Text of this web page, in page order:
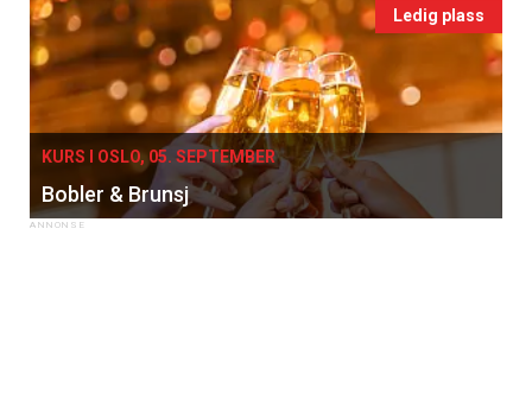
Ledig plass
KURS I OSLO, 05. SEPTEMBER
Bobler & Brunsj